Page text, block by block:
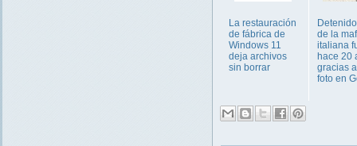
La restauración
de fábrica de
Windows 11
deja archivos
sin borrar
de la
italiana
hace 20
gracias
foto en